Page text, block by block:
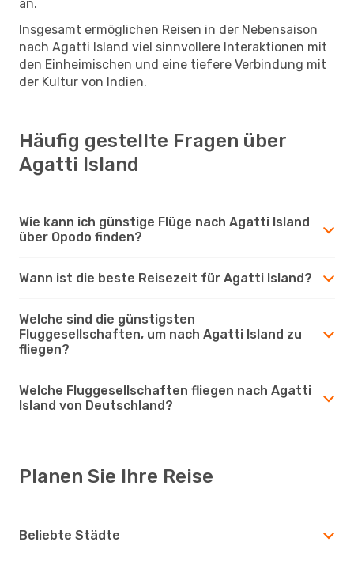
an.
Insgesamt ermöglichen Reisen in der Nebensaison
nach Agatti Island viel sinnvollere Interaktionen mit
den Einheimischen und eine tiefere Verbindung mit
der Kultur von Indien.
Häufig gestellte Fragen über
Agatti Island
Wie kann ich günstige Flüge nach Agatti Island
über Opodo finden?
Wann ist die beste Reisezeit für Agatti Island?
Welche sind die günstigsten
Fluggesellschaften, um nach Agatti Island zu
fliegen?
Welche Fluggesellschaften fliegen nach Agatti
Island von Deutschland?
Planen Sie Ihre Reise
Beliebte Städte